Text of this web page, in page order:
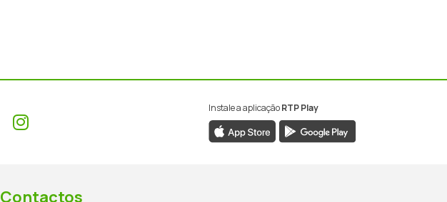
Facebook
Instagram
Instale a aplicaçãoRTP Play
Contactos